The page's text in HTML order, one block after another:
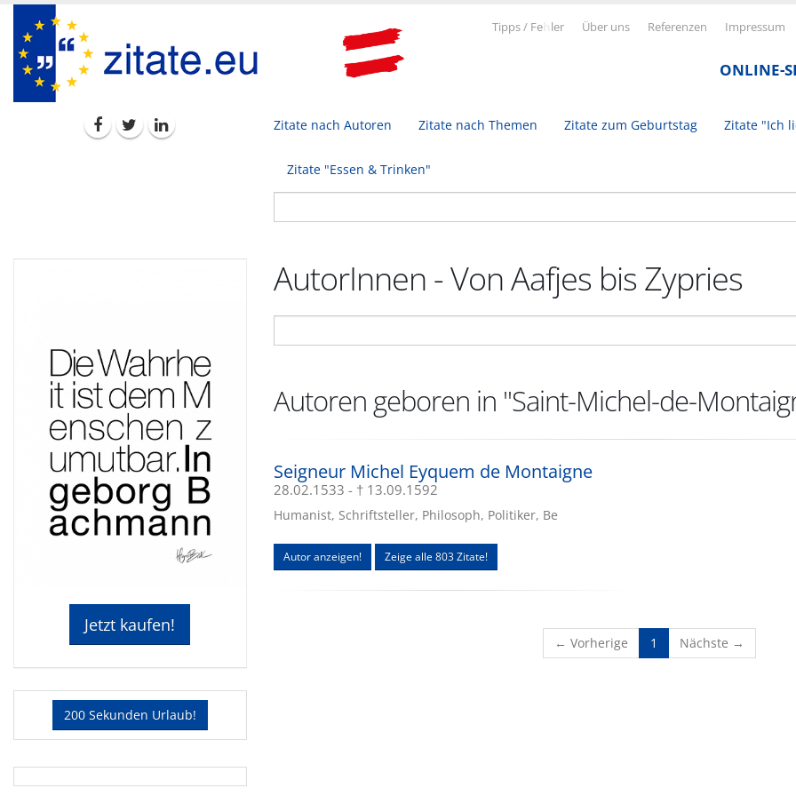
Tipps / Fe ler Über uns Referenzen Impressum
ONLINE-
Zitate nach Autoren Zitate nach Themen Zitate zum Geburtstag Zitate "Ich
Zitate "Essen & Trinken"
Jetzt kaufen!
200 Sekunden Urlaub!
AutorInnen - Von Aafjes bis Zypries
Autoren geboren in "Saint-Michel-de-
Seigneur Michel Eyquem de Montaigne
28.02.1533 - † 13.09.1592
Humanist, Schriftsteller, Philosoph, Politiker, Be
Autor anzeigen! Zeige alle 803 Zitate!
← Vorherige 1 (current)
Nächste →